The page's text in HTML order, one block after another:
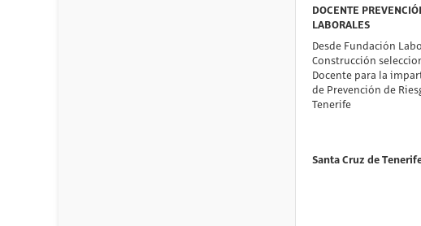
DOCENTE
LABORALES
Desde Fundación
Construcción
Docente para la
de Prevención de
Tenerife
Santa Cruz de